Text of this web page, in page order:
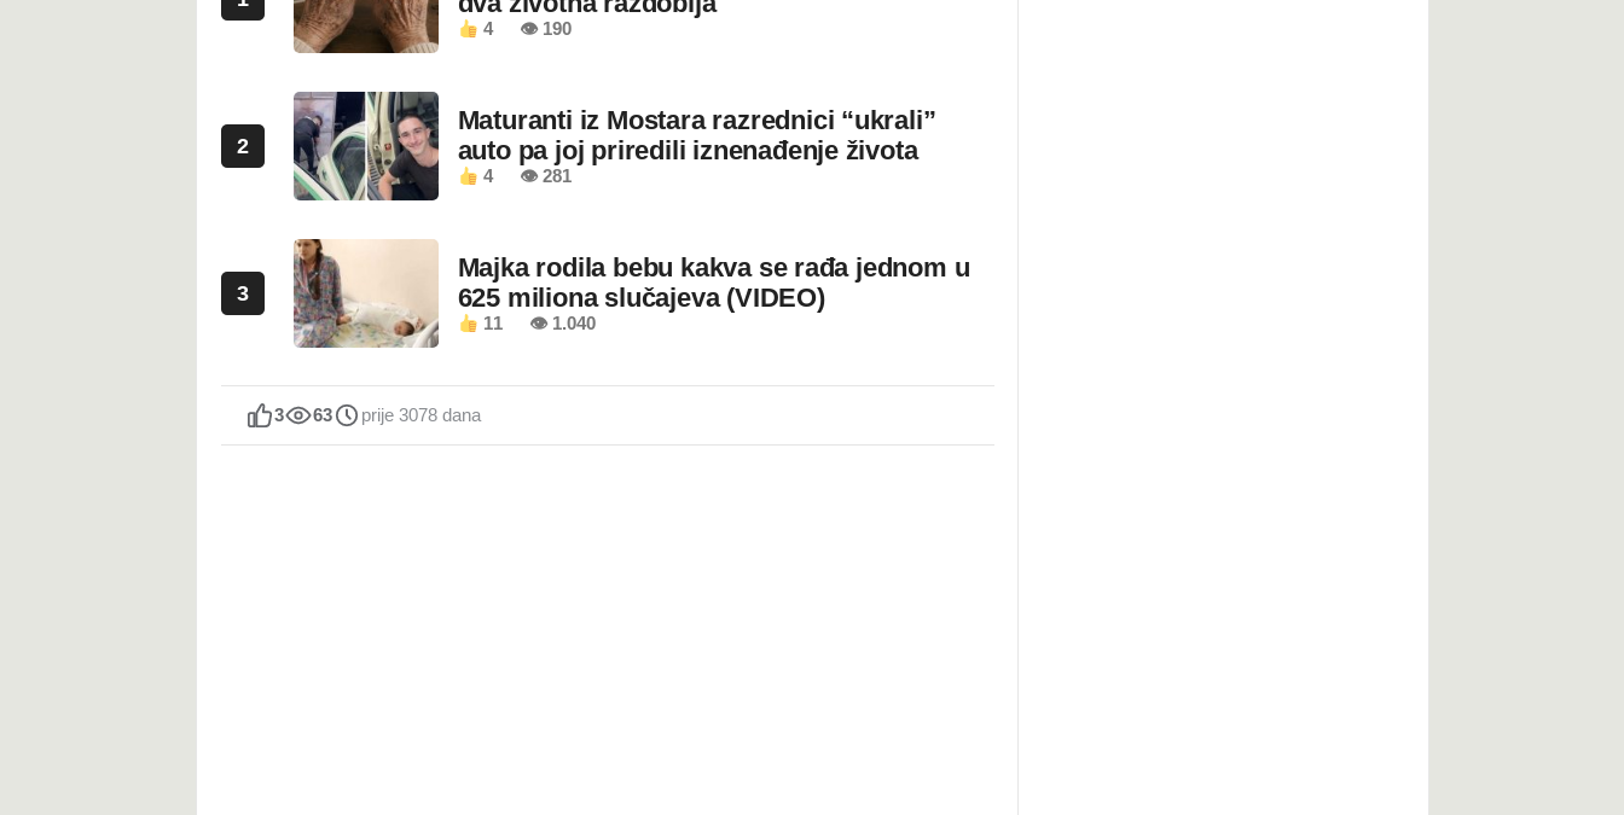
4 👁 190
2
Maturanti iz Mostara razrednici “ukrali”
auto pa joj priredili iznenađenje života
4 👁 281
3
Majka rodila bebu kakva se rađa jednom u
625 miliona slučajeva (VIDEO)
11 👁 1.040
3 63 prije 3078 dana